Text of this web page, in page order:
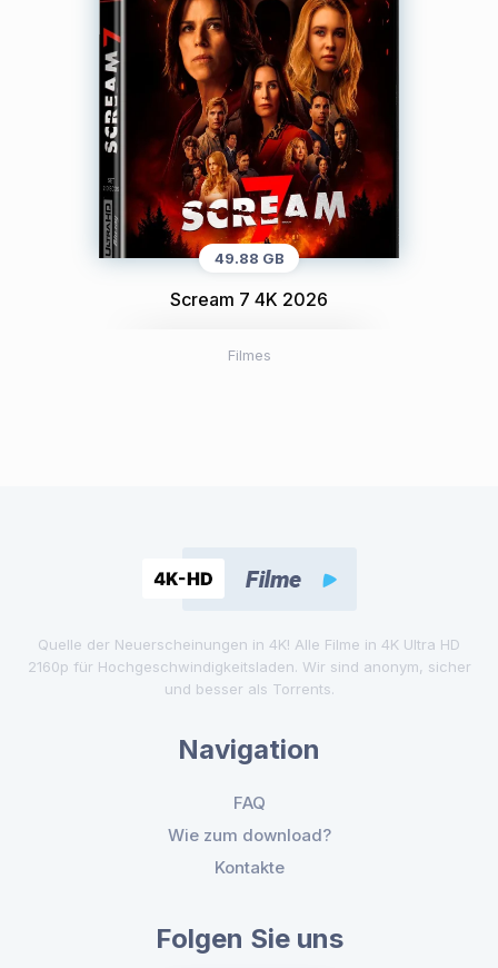
49.88 GB
Scream 7 4K 2026
Filmes
Quelle der Neuerscheinungen in 4K! Alle Filme in 4K Ultra HD
2160p für Hochgeschwindigkeitsladen. Wir sind anonym, sicher
und besser als Torrents.
Navigation
FAQ
Wie zum download?
Kontakte
Folgen Sie uns